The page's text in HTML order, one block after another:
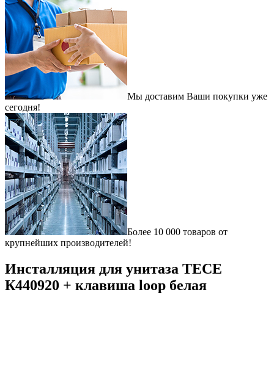
Мы доставим Ваши покупки уже
сегодня!
Более 10 000 товаров от
крупнейших производителей!
Инсталляция для унитаза ТЕСЕ
К440920 + клавиша loop белая